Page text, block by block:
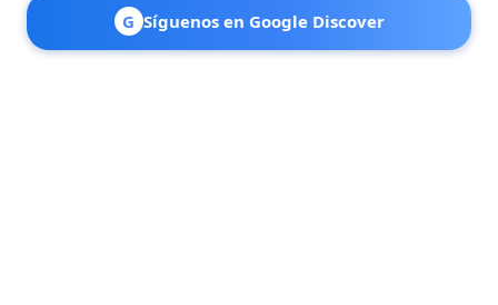
G Síguenos en Google Discover